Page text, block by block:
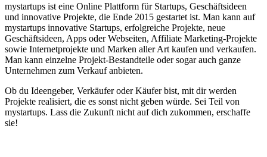
mystartups ist eine Online Plattform für Startups, Geschäftsideen
und innovative Projekte, die Ende 2015 gestartet ist. Man kann auf
mystartups innovative Startups, erfolgreiche Projekte, neue
Geschäftsideen, Apps oder Webseiten, Affiliate Marketing-Projekte
sowie Internetprojekte und Marken aller Art kaufen und verkaufen.
Man kann einzelne Projekt-Bestandteile oder sogar auch ganze
Unternehmen zum Verkauf anbieten.
Ob du Ideengeber, Verkäufer oder Käufer bist, mit dir werden
Projekte realisiert, die es sonst nicht geben würde. Sei Teil von
mystartups. Lass die Zukunft nicht auf dich zukommen, erschaffe
sie!